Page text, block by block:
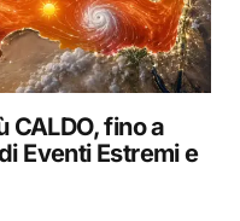
fino a
Eventi Estremi e